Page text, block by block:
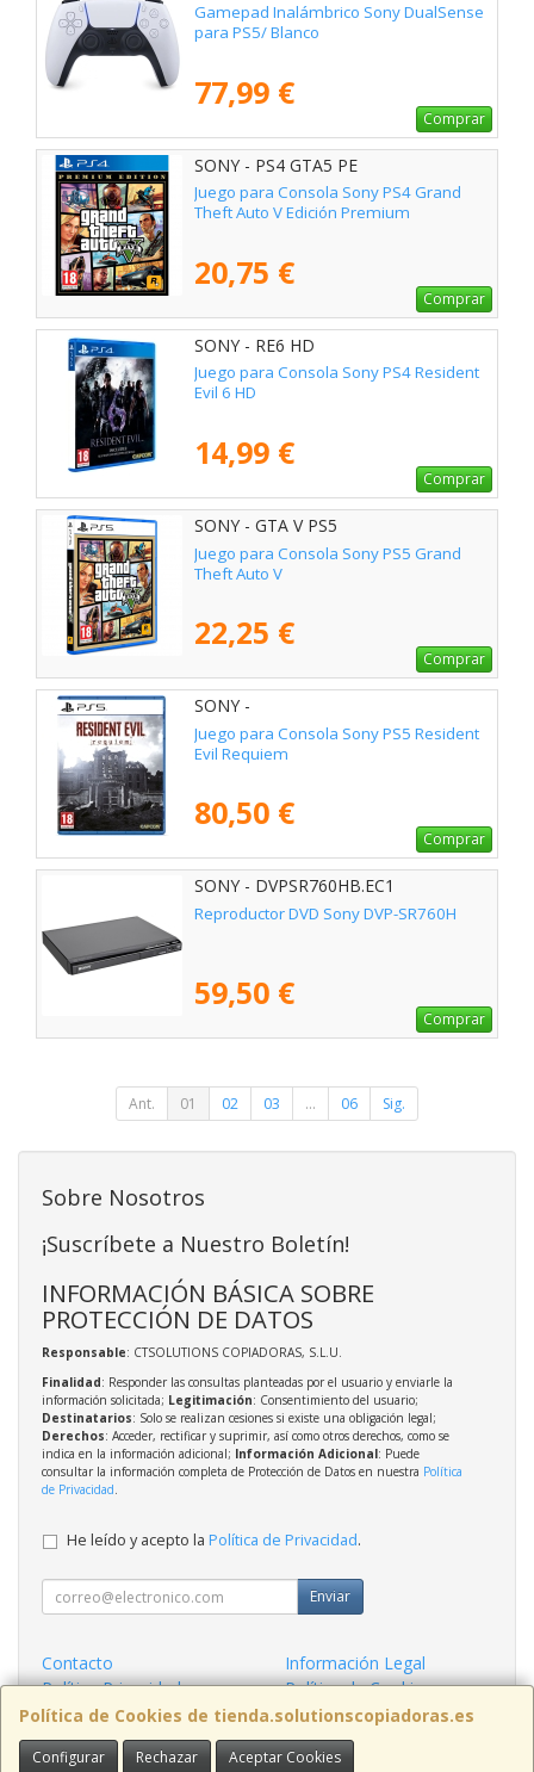
Gamepad Inalámbrico Sony DualSense
para PS5/ Blanco
77,99 €
Comprar
SONY - PS4 GTA5 PE
Juego para Consola Sony PS4 Grand
Theft Auto V Edición Premium
20,75 €
Comprar
SONY - RE6 HD
Juego para Consola Sony PS4 Resident
Evil 6 HD
14,99 €
Comprar
SONY - GTA V PS5
Juego para Consola Sony PS5 Grand
Theft Auto V
22,25 €
Comprar
SONY -
Juego para Consola Sony PS5 Resident
Evil Requiem
80,50 €
Comprar
SONY - DVPSR760HB.EC1
Reproductor DVD Sony DVP-SR760H
59,50 €
Comprar
Ant. 01 02 03 ... 06 Sig.
Política de Cookies de tienda.solutionscopiadoras.es
Configurar Rechazar Aceptar Cookies
Sobre Nosotros
¡Suscríbete a Nuestro Boletín!
INFORMACIÓN BÁSICA SOBRE
PROTECCIÓN DE DATOS
Responsable: CTSOLUTIONS COPIADORAS, S.L.U.
Finalidad: Responder las consultas planteadas por el usuario y enviarle la
información solicitada; Legitimación: Consentimiento del usuario;
Destinatarios: Solo se realizan cesiones si existe una obligación legal;
Derechos: Acceder, rectificar y suprimir, así como otros derechos, como se
indica en la información adicional; Información Adicional: Puede
consultar la información completa de Protección de Datos en nuestra Política
de Privacidad.
He leído y acepto la Política de Privacidad.
Enviar
Contacto
Información Legal
Política Privacidad
Política de Cookies
Condiciones de Compra
Formas de Pago